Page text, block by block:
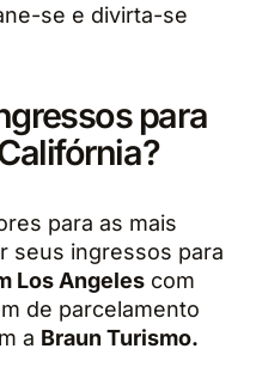
se e divirta-se
para
para as mais
seus ingressos para
Los Angeles com
de parcelamento
a Braun Turismo.